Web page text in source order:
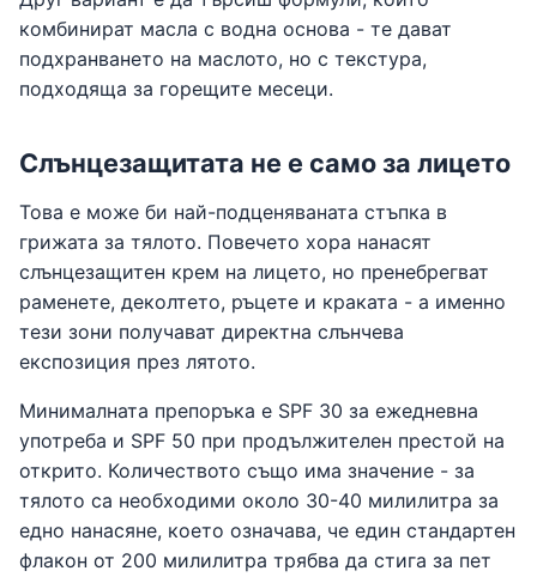
комбинират масла с водна основа - те дават
подхранването на маслото, но с текстура,
подходяща за горещите месеци.
Слънцезащитата не е само за лицето
Това е може би най-подценяваната стъпка в
грижата за тялото. Повечето хора нанасят
слънцезащитен крем на лицето, но пренебрегват
раменете, деколтето, ръцете и краката - а именно
тези зони получават директна слънчева
експозиция през лятото.
Минималната препоръка е SPF 30 за ежедневна
употреба и SPF 50 при продължителен престой на
открито. Количеството също има значение - за
тялото са необходими около 30-40 милилитра за
едно нанасяне, което означава, че един стандартен
флакон от 200 милилитра трябва да стига за пет